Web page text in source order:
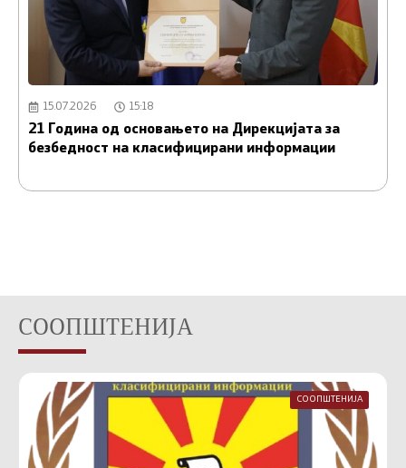
15.07.2026 15:18
21 Година од основањето на Дирекцијата за
безбедност на класифицирани информации
СООПШТЕНИЈА
СООПШТЕНИЈА